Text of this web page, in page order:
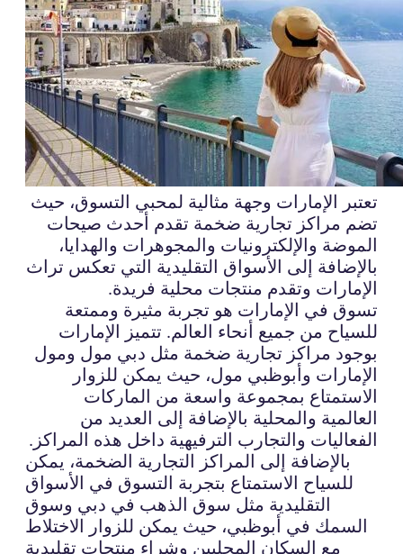
تعتبر الإمارات وجهة مثالية لمحبي التسوق، حيث
تضم مراكز تجارية ضخمة تقدم أحدث صيحات
الموضة والإلكترونيات والمجوهرات والهدايا،
بالإضافة إلى الأسواق التقليدية التي تعكس تراث
الإمارات وتقدم منتجات محلية فريدة.
تسوق في الإمارات هو تجربة مثيرة وممتعة
للسياح من جميع أنحاء العالم. تتميز الإمارات
بوجود مراكز تجارية ضخمة مثل دبي مول ومول
الإمارات وأبوظبي مول، حيث يمكن للزوار
الاستمتاع بمجموعة واسعة من الماركات
العالمية والمحلية بالإضافة إلى العديد من
الفعاليات والتجارب الترفيهية داخل هذه المراكز.
بالإضافة إلى المراكز التجارية الضخمة، يمكن
للسياح الاستمتاع بتجربة التسوق في الأسواق
التقليدية مثل سوق الذهب في دبي وسوق
السمك في أبوظبي، حيث يمكن للزوار الاختلاط
مع السكان المحليين وشراء منتجات تقليدية